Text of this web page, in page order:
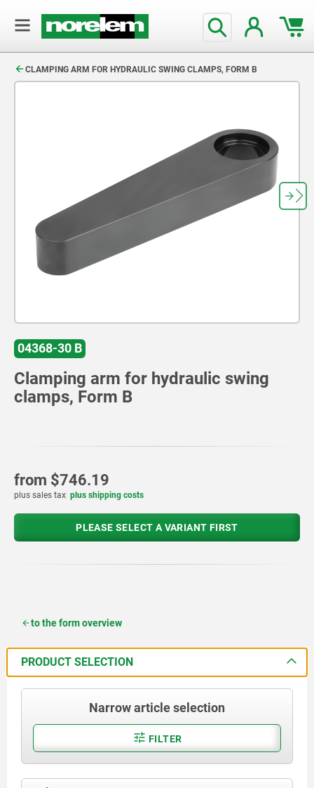
CLAMPING ARM FOR HYDRAULIC SWING CLAMPS, FORM B
04368-30 B
Clamping arm for hydraulic swing
clamps, Form B
from $746.19
plus sales tax plus shipping costs
PLEASE SELECT A VARIANT FIRST
to the form overview
PRODUCT SELECTION
Narrow article selection
FILTER